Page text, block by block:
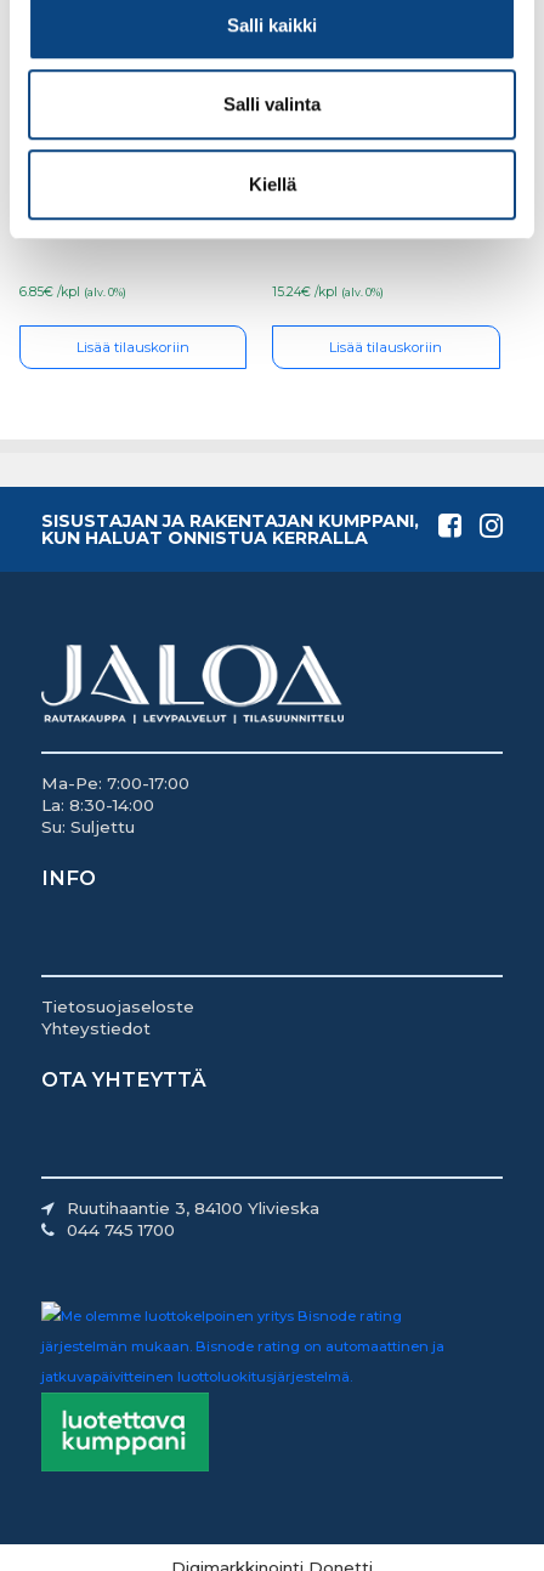
Salli kaikki
Salli valinta
Kiellä
6.85€ /kpl (alv. 0%)
Lisää tilauskoriin
E.T. Listat, jalkalista
15x70x3600 valkoinen
(POISTUVA)
15.24€ /kpl (alv. 0%)
Lisää tilauskoriin
SISUSTAJAN JA RAKENTAJAN KUMPPANI,
KUN HALUAT ONNISTUA KERRALLA
Ma-Pe: 7:00-17:00
La: 8:30-14:00
Su: Suljettu
INFO
Tietosuojaseloste
Yhteystiedot
OTA YHTEYTTÄ
Ruutihaantie 3, 84100 Ylivieska
044 745 1700